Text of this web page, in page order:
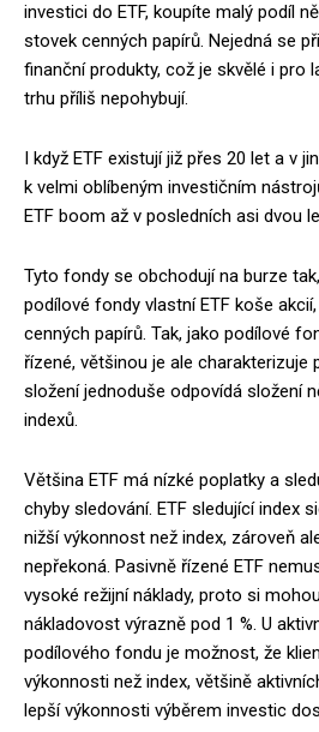
investici do ETF, koupíte malý podíl
stovek cenných papírů. Nejedná se
finanční produkty, což je skvělé i pro
trhu příliš nepohybují.
I když ETF existují již přes 20 let a v
k velmi oblíbeným investičním
ETF boom až v posledních asi dvou
Tyto fondy se obchodují na burze
podílové fondy vlastní ETF koše
cenných papírů. Tak, jako podílové
řízené, většinou je ale charakterizuje
složení jednoduše odpovídá složení
indexů.
Většina ETF má nízké poplatky a
chyby sledování. ETF sledující index
nižší výkonnost než index, zároveň
nepřekoná. Pasivně řízené ETF
vysoké režijní náklady, proto si
nákladovost výrazně pod 1 %. U
podílového fondu je možnost, že
výkonnosti než index, většině
lepší výkonnosti výběrem investic